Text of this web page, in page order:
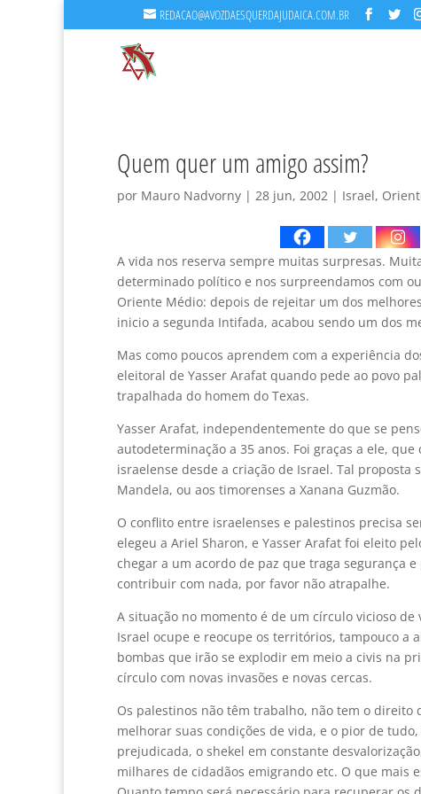
REDACAO@AVOZDAESQUERDAJUDAICA.COM.BR
Quem quer um amigo assim?
por Mauro Nadvorny | 28 jun, 2002 | Israel,
A vida nos reserva sempre muitas surpresas.
determinado político e nos surpreendamos com
Oriente Médio: depois de rejeitar um dos
inicio a segunda Intifada, acabou sendo um dos
Mas como poucos aprendem com a experiência
eleitoral de Yasser Arafat quando pede ao povo
trapalhada do homem do Texas.
Yasser Arafat, independentemente do que se
autodeterminação a 35 anos. Foi graças a ele,
israelense desde a criação de Israel. Tal
Mandela, ou aos timorenses a Xanana Guzmão.
O conflito entre israelenses e palestinos precisa
elegeu a Ariel Sharon, e Yasser Arafat foi eleito
chegar a um acordo de paz que traga segurança
contribuir com nada, por favor não atrapalhe.
A situação no momento é de um círculo vicioso
Israel ocupe e reocupe os territórios, tampouco a
bombas que irão se explodir em meio a civis na
círculo com novas invasões e novas cercas.
Os palestinos não têm trabalho, não tem o
melhorar suas condições de vida, e o pior de
prejudicada, o shekel em constante
milhares de cidadãos emigrando etc. O que mais